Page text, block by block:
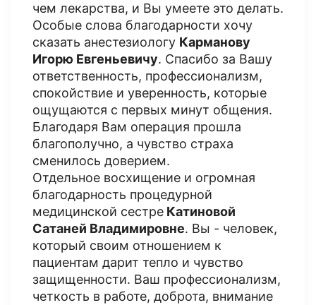
чем лекарства, и Вы умеете это делать.
Особые слова благодарности хочу
сказать анестезиологу Карманову
Игорю Евгеньевичу. Спасибо за Вашу
ответственность, профессионализм,
спокойствие и уверенность, которые
ощущаются с первых минут общения.
Благодаря Вам операция прошла
благополучно, а чувство страха
сменилось доверием.
Отдельное восхищение и огромная
благодарность процедурной
медицинской сестре Катиновой
Сатаней Владимировне. Вы - человек,
который своим отношением к
пациентам дарит тепло и чувство
защищенности. Ваш профессионализм,
четкость в работе, доброта, внимание